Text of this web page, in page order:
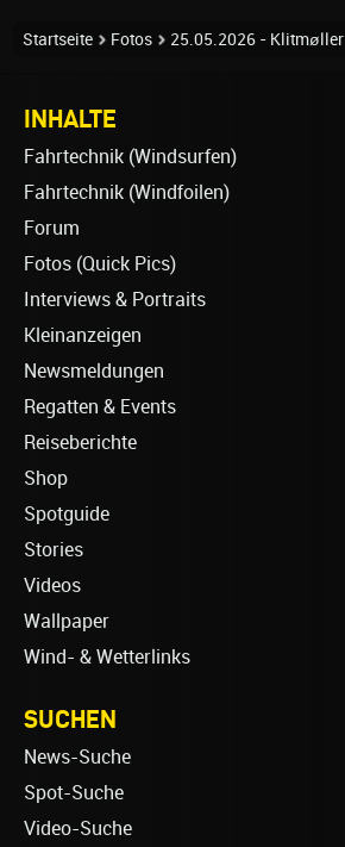
Startseite Fotos 25.05.2026 - Klitmøller
INHALTE
Fahrtechnik (Windsurfen)
Fahrtechnik (Windfoilen)
Forum
Fotos (Quick Pics)
Interviews & Portraits
Kleinanzeigen
Newsmeldungen
Regatten & Events
Reiseberichte
Shop
Spotguide
Stories
Videos
Wallpaper
Wind- & Wetterlinks
SUCHEN
News-Suche
Spot-Suche
Video-Suche